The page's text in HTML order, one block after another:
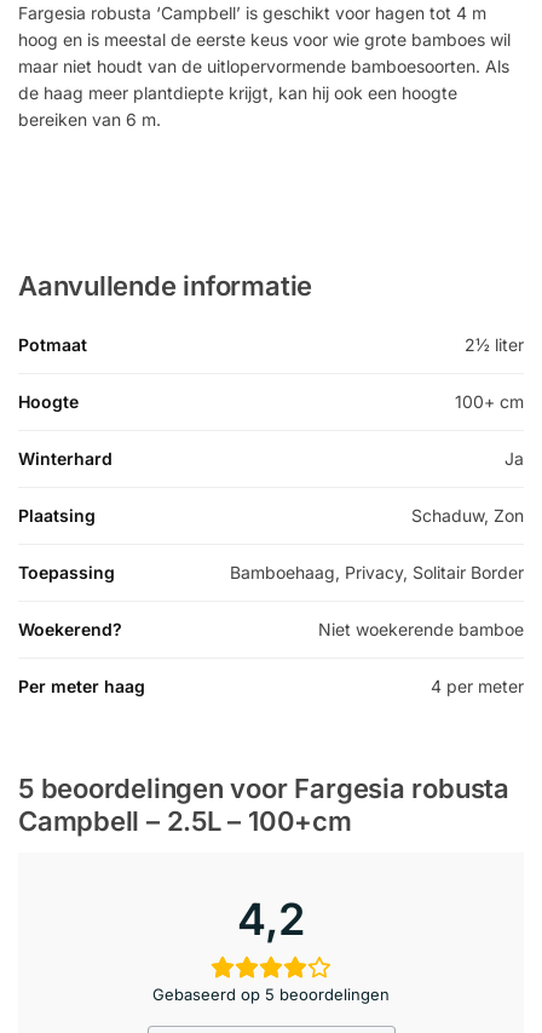
Fargesia robusta ‘Campbell’ is geschikt voor hagen tot 4 m
hoog en is meestal de eerste keus voor wie grote bamboes wil
maar niet houdt van de uitlopervormende bamboesoorten. Als
de haag meer plantdiepte krijgt, kan hij ook een hoogte
bereiken van 6 m.
Aanvullende informatie
Potmaat 2½ liter
Hoogte 100+ cm
Winterhard Ja
Plaatsing Schaduw, Zon
Toepassing Bamboehaag, Privacy, Solitair Border
Woekerend? Niet woekerende bamboe
Per meter haag 4 per meter
5 beoordelingen voor Fargesia robusta
Campbell – 2.5L – 100+cm
4,2
Gebaseerd op 5 beoordelingen